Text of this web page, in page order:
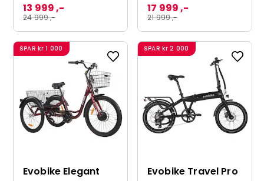
24 999 ,-
13 999 ,-
21 999 ,-
17 999 ,-
SPAR kr 1 000
Evobike Elegant
SPAR kr 2 000
Evobike Travel Pro